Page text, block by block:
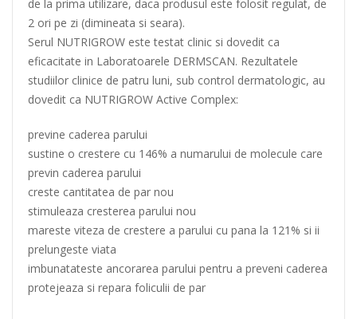
de la prima utilizare, daca produsul este folosit regulat, de
2 ori pe zi (dimineata si seara).
Serul NUTRIGROW este testat clinic si dovedit ca
eficacitate in Laboratoarele DERMSCAN. Rezultatele
studiilor clinice de patru luni, sub control dermatologic, au
dovedit ca NUTRIGROW Active Complex:
previne caderea parului
sustine o crestere cu 146% a numarului de molecule care
previn caderea parului
creste cantitatea de par nou
stimuleaza cresterea parului nou
mareste viteza de crestere a parului cu pana la 121% si ii
prelungeste viata
imbunatateste ancorarea parului pentru a preveni caderea
protejeaza si repara foliculii de par